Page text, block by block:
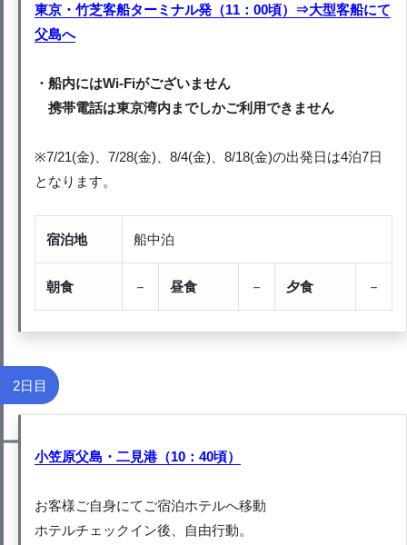
東京・竹芝客船ターミナル発（11：00頃）⇒大型客船にて
父島へ
・船内にはWi-Fiがございません
携帯電話は東京湾内までしかご利用できません
※7/21(金)、7/28(金)、8/4(金)、8/18(金)の出発日は4泊7日
となります。
宿泊地 船中泊
朝食 － 昼食 － 夕食 －
2日目
小笠原父島・二見港（10：40頃）
お客様ご自身にてご宿泊ホテルへ移動
ホテルチェックイン後、自由行動。